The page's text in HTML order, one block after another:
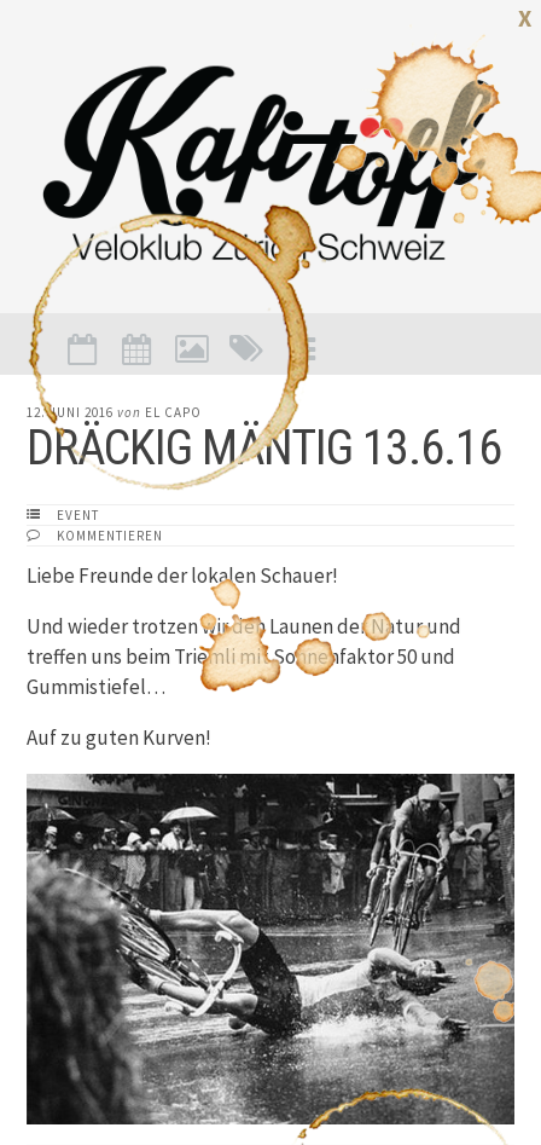
X
12. JUNI 2016 von EL CAPO
DRÄCKIG MÄNTIG 13.6.16
EVENT
KOMMENTIEREN
Liebe Freunde der lokalen Schauer!
Und wieder trotzen wir den Launen der Natur und
treffen uns beim Triemli mit Sonnenfaktor 50 und
Gummistiefel…
Auf zu guten Kurven!